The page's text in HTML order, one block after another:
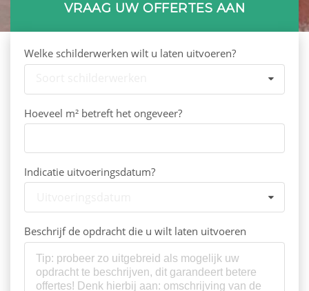
VRAAG UW OFFERTES AAN
Welke schilderwerken wilt u laten uitvoeren?
Hoeveel m² betreft het ongeveer?
Indicatie uitvoeringsdatum?
Beschrijf de opdracht die u wilt laten uitvoeren